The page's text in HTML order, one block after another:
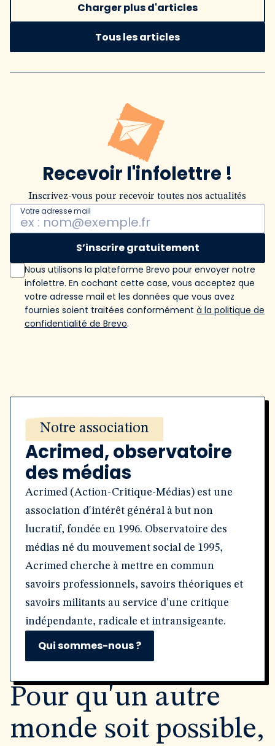
Charger plus d'articles
Tous les articles
Recevoir l'infolettre !
Inscrivez-vous pour recevoir toutes nos actualités
Votre adresse mail
S’inscrire gratuitement
Nous utilisons la plateforme Brevo pour envoyer notre
infolettre. En cochant cette case, vous acceptez que
votre adresse mail et les données que vous avez
fournies soient traitées conformément à la politique de
confidentialité de Brevo.
Notre association
Acrimed, observatoire
des médias
Acrimed (Action-Critique-Médias) est une
association d'intérêt général à but non
lucratif, fondée en 1996. Observatoire des
médias né du mouvement social de 1995,
Acrimed cherche à mettre en commun
savoirs professionnels, savoirs théoriques et
savoirs militants au service d'une critique
indépendante, radicale et intransigeante.
Qui sommes-nous ?
Pour qu'un autre
monde soit possible,